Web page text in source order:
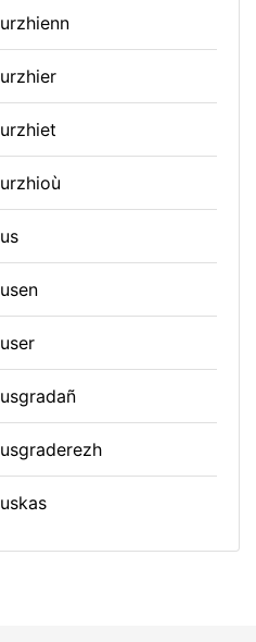
urzhienn
urzhier
urzhiet
urzhioù
us
usen
user
usgradañ
usgraderezh
uskas